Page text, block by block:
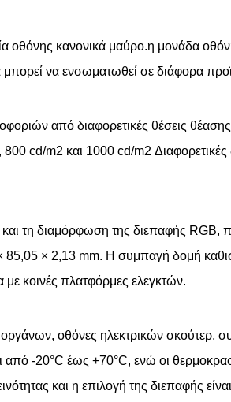
κανονικά μαύρο.η μονάδα
μπορεί να ενσωματωθεί σε διάφορα
από διαφορετικές θέσεις
cd/m2 και 1000 cd/m2
τη διαμόρφωση της διεπαφής RGB,
× 2,13 mm. Η συμπαγή δομή
κοινές πλατφόρμες ελεγκτών.
οθόνες ηλεκτρικών σκούτερ,
-20°C έως +70°C, ενώ οι
και η επιλογή της διεπαφής είναι